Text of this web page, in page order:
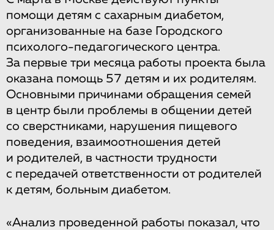
помощи детям с сахарным диабетом,
организованные на базе Городского
психолого-педагогического центра.
За первые три месяца работы проекта была
оказана помощь 57 детям и их родителям.
Основными причинами обращения семей
в центр были проблемы в общении детей
со сверстниками, нарушения пищевого
поведения, взаимоотношения детей
и родителей, в частности трудности
с передачей ответственности от родителей
к детям, больным диабетом.
«Анализ проведенной работы показал, что